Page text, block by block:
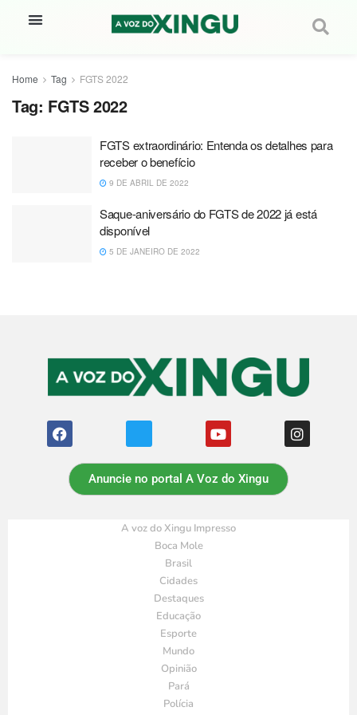
Home Tag FGTS 2022
Tag: FGTS 2022
FGTS extraordinário: Entenda os detalhes para
receber o benefício
9 DE ABRIL DE 2022
Saque-aniversário do FGTS de 2022 já está
disponível
5 DE JANEIRO DE 2022
Anuncie no portal A Voz do Xingu
A voz do Xingu Impresso
Boca Mole
Brasil
Cidades
Destaques
Educação
Esporte
Mundo
Opinião
Pará
Polícia